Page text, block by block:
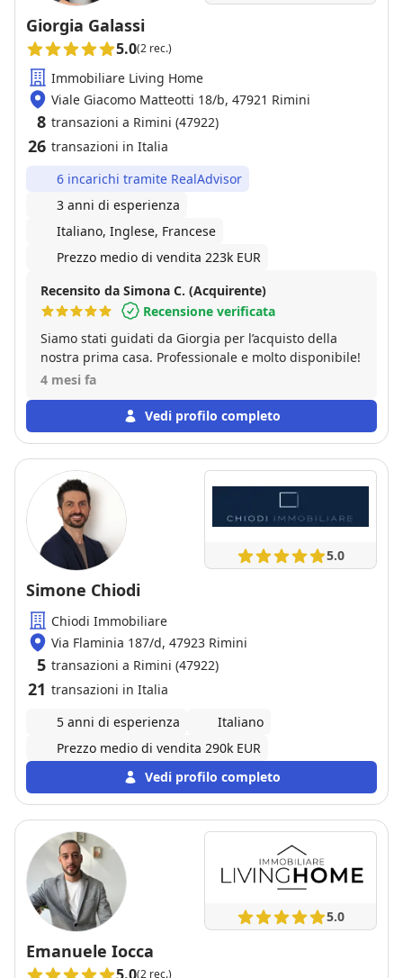
Giorgia Galassi
5.0(2 rec.)
Immobiliare Living Home
Viale Giacomo Matteotti 18/b, 47921 Rimini
8 transazioni a Rimini (47922)
26 transazioni in Italia
6 incarichi tramite RealAdvisor
3 anni di esperienza
Italiano, Inglese, Francese
Prezzo medio di vendita 223k EUR
Recensito da Simona C. (Acquirente)
Recensione verificata
Siamo stati guidati da Giorgia per l’acquisto della
nostra prima casa. Professionale e molto disponibile!
4 mesi fa
Vedi profilo completo
5.0
Simone Chiodi
Chiodi Immobiliare
Via Flaminia 187/d, 47923 Rimini
5 transazioni a Rimini (47922)
21 transazioni in Italia
5 anni di esperienza
Italiano
Prezzo medio di vendita 290k EUR
Vedi profilo completo
5.0
Emanuele Iocca
(2 rec.)